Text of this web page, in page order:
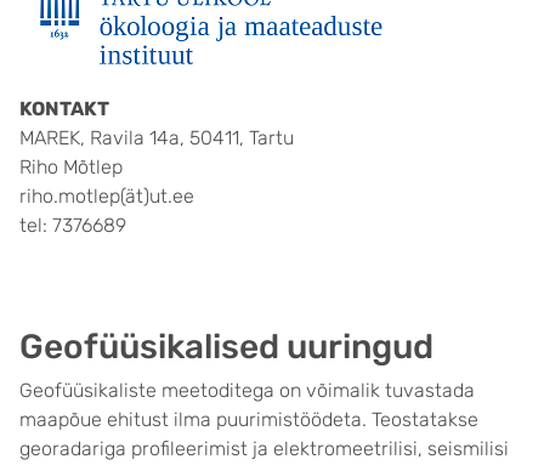
Geofüüsikalised uuringud
Geofüüsikaliste meetoditega on võimalik tuvastada
maapõue ehitust ilma puurimistöödeta. Teostatakse
georadariga profileerimist ja elektromeetrilisi, seismilisi
KONTAKT
MAREK, Ravila 14a, 50411, Tartu
Riho Mõtlep
riho.motlep(ät)ut.ee
tel: 7376689